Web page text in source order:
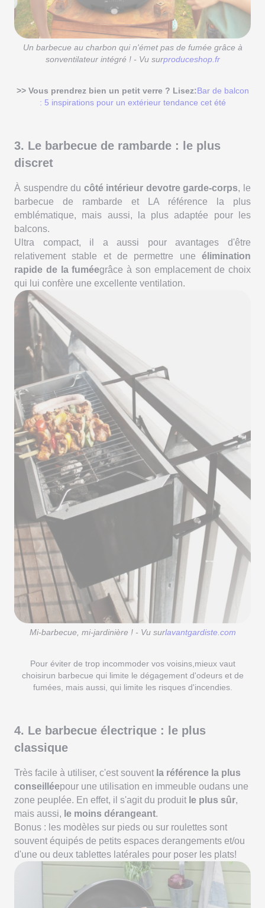
Un barbecue au charbon qui n'émet pas de fumée grâce à
sonventilateur intégré ! - Vu surproduceshop.fr
>> Vous prendrez bien un petit verre ? Lisez:Bar de balcon
: 5 inspirations pour un extérieur tendance cet été
3. Le barbecue de rambarde : le plus
discret
À suspendre du côté intérieur devotre garde-corps, le
barbecue de rambarde et LA référence la plus
emblématique, mais aussi, la plus adaptée pour les
balcons.
Ultra compact, il a aussi pour avantages d'être
relativement stable et de permettre une élimination
rapide de la fuméegrâce à son emplacement de choix
qui lui confère une excellente ventilation.
Mi-barbecue, mi-jardinière ! - Vu surlavantgardiste.com
Pour éviter de trop incommoder vos voisins,mieux vaut
choisirun barbecue qui limite le dégagement d'odeurs et de
fumées, mais aussi, qui limite les risques d'incendies.
4. Le barbecue électrique : le plus
classique
Très facile à utiliser, c'est souvent la référence la plus
conseilléepour une utilisation en immeuble oudans une
zone peuplée. En effet, il s'agit du produit le plus sûr,
mais aussi, le moins dérangeant.
Bonus : les modèles sur pieds ou sur roulettes sont
souvent équipés de petits espaces derangements et/ou
d'une ou deux tablettes latérales pour poser les plats!